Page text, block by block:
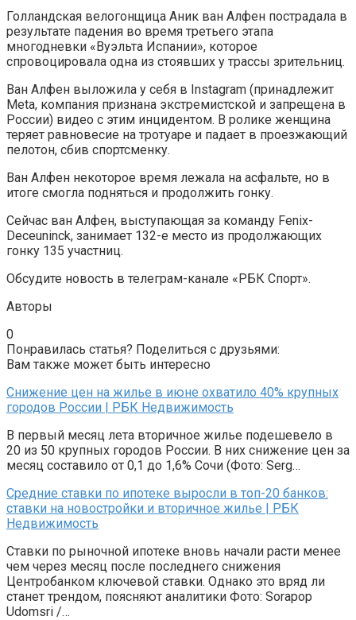
Голландская велогонщица Аник ван Алфен пострадала в
результате падения во время третьего этапа
многодневки «Вуэльта Испании», которое
спровоцировала одна из стоявших у трассы зрительниц.
Ван Алфен выложила у себя в Instagram (принадлежит
Meta, компания признана экстремистской и запрещена в
России) видео с этим инцидентом. В ролике женщина
теряет равновесие на тротуаре и падает в проезжающий
пелотон, сбив спортсменку.
Ван Алфен некоторое время лежала на асфальте, но в
итоге смогла подняться и продолжить гонку.
Сейчас ван Алфен, выступающая за команду Fenix-
Deceuninck, занимает 132-е место из продолжающих
гонку 135 участниц.
Обсудите новость в телеграм-канале «РБК Спорт».
Авторы
0
Понравилась статья? Поделиться с друзьями:
Вам также может быть интересно
Снижение цен на жилье в июне охватило 40% крупных
городов России | РБК Недвижимость
В первый месяц лета вторичное жилье подешевело в
20 из 50 крупных городов России. В них снижение цен за
месяц составило от 0,1 до 1,6% Сочи (Фото: Serg…
Средние ставки по ипотеке выросли в топ-20 банков:
ставки на новостройки и вторичное жилье | РБК
Недвижимость
Ставки по рыночной ипотеке вновь начали расти менее
чем через месяц после последнего снижения
Центробанком ключевой ставки. Однако это вряд ли
станет трендом, поясняют аналитики Фото: Sorapop
Udomsri /…